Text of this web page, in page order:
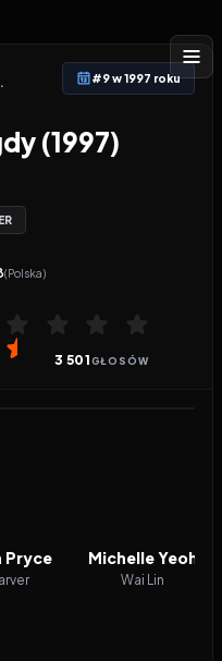
#9 w 1997 roku
(1997)
(Polska)
3 501GŁOSÓW
Pryce Michelle Yeoh
Wai Lin